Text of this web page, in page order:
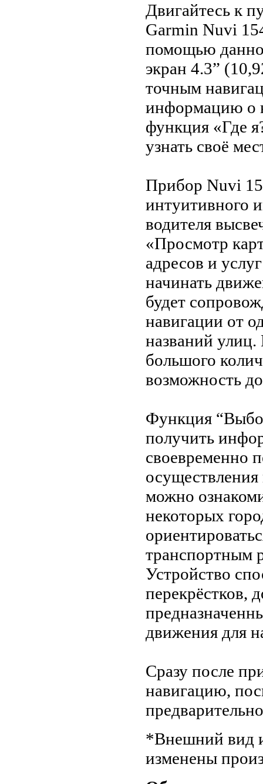
Двигайтесь к
Garmin Nuvi
помощью
экран 4.3”
точным
информацию о
функция «Где
узнать своё
Прибор Nuvi
интуитивного
водителя
«Просмотр
адресов и
начинать
будет
навигации от
названий
большого
возможность
Функция
получить
своевременно
можно
некоторых
транспортным
Устройство
перекрёстков,
движения для
Сразу после
навигацию,
*Внешний вид
изменены